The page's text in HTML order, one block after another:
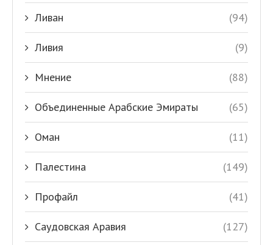
Ливан (94)
Ливия (9)
Мнение (88)
Объединенные Арабские Эмираты (65)
Оман (11)
Палестина (149)
Профайл (41)
Саудовская Аравия (127)